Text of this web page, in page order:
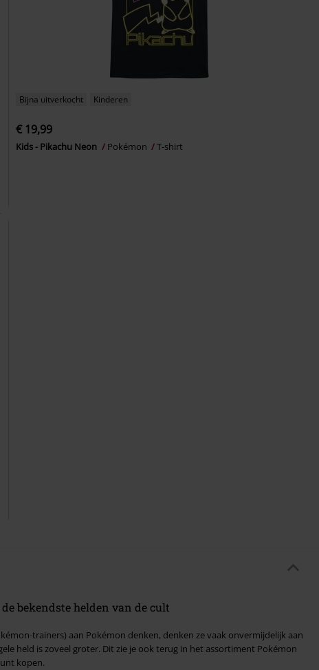
Bijna uitverkocht Kinderen
€ 19,99
Kids - Pikachu Neon Pokémon T-shirt
bekendste helden van de cult
trainers) aan Pokémon denken, denken ze vaak onvermijdelijk aan
held is zoveel groter. Dit zie je ook terug in het assortiment Pokémon
kopen.